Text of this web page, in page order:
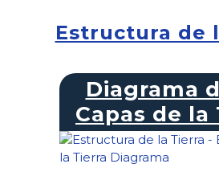
Estructura de
Diagrama
Capas de la